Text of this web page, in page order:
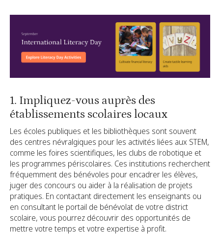
1. Impliquez-vous auprès des
établissements scolaires locaux
Les écoles publiques et les bibliothèques sont souvent
des centres névralgiques pour les activités liées aux STEM,
comme les foires scientifiques, les clubs de robotique et
les programmes périscolaires. Ces institutions recherchent
fréquemment des bénévoles pour encadrer les élèves,
juger des concours ou aider à la réalisation de projets
pratiques. En contactant directement les enseignants ou
en consultant le portail de bénévolat de votre district
scolaire, vous pourrez découvrir des opportunités de
mettre votre temps et votre expertise à profit.